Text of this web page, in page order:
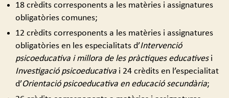
18 crèdits corresponents a les matèries i assignatures
obligatòries comunes;
12 crèdits corresponents a les matèries i assignatures
obligatòries en les especialitats d’Intervenció
psicoeducativa i millora de les pràctiques educativesi
Investigació psicoeducativa i 24 crèdits en l’especialitat
d’Orientació psicoeducativa en educació secundària;